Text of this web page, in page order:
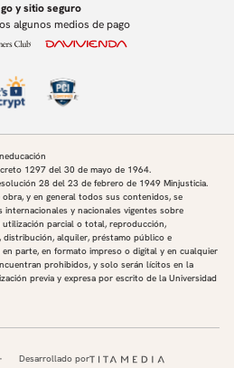
y sitio seguro
algunos medios de pago
1297 del 30 de mayo de 1964.
28 del 23 de febrero de 1949 Minjusticia.
y en general todos sus contenidos, se
y nacionales vigentes sobre
parcial o total, reproducción,
alquiler, préstamo público e
parte, en formato impreso o digital y en cualquier
prohibidos, y solo serán lícitos en la
previa y expresa por escrito de la Universidad
Desarrollado por